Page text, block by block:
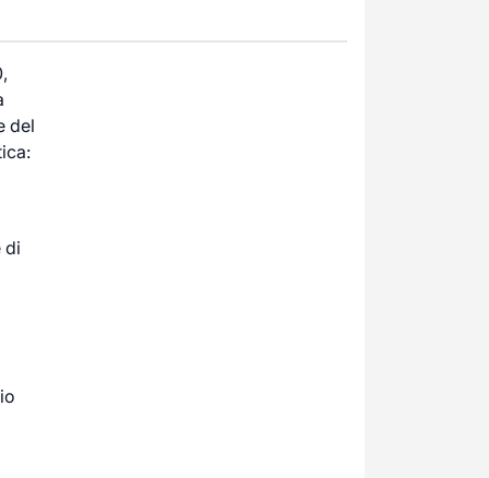
del
di